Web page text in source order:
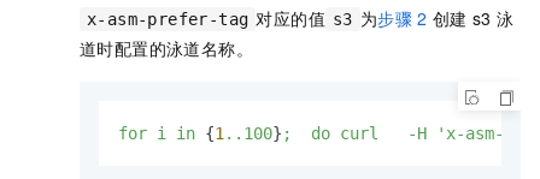
x-asm-prefer-tag 对应的值 s3 为步骤 2 创建 s3 泳
道时配置的泳道名称。
for i in {1 ..100} ; do curl -H 'x-asm-